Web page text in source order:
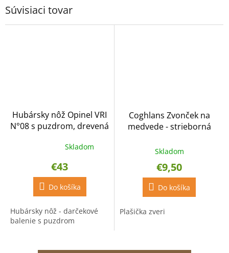
Súvisiaci tovar
Hubársky nôž Opinel VRI
N°08 s puzdrom, drevená
hviezdičiek.
Skladom
€43
Do košíka
Hubársky nôž - darčekové
balenie s puzdrom
Coghlans Zvonček na
medvede - strieborná
Skladom
€9,50
Do košíka
Plašička zveri